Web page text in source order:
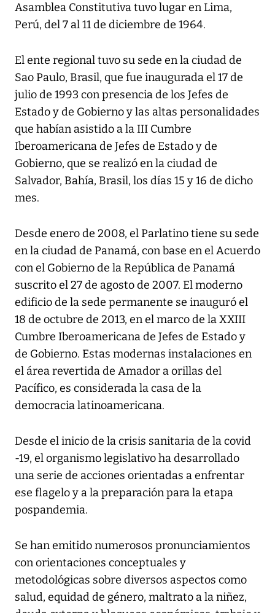
Asamblea Constitutiva tuvo lugar en Lima,
Perú, del 7 al 11 de diciembre de 1964.
El ente regional tuvo su sede en la ciudad de
Sao Paulo, Brasil, que fue inaugurada el 17 de
julio de 1993 con presencia de los Jefes de
Estado y de Gobierno y las altas personalidades
que habían asistido a la III Cumbre
Iberoamericana de Jefes de Estado y de
Gobierno, que se realizó en la ciudad de
Salvador, Bahía, Brasil, los días 15 y 16 de dicho
mes.
Desde enero de 2008, el Parlatino tiene su sede
en la ciudad de Panamá, con base en el Acuerdo
con el Gobierno de la República de Panamá
suscrito el 27 de agosto de 2007. El moderno
edificio de la sede permanente se inauguró el
18 de octubre de 2013, en el marco de la XXIII
Cumbre Iberoamericana de Jefes de Estado y
de Gobierno. Estas modernas instalaciones en
el área revertida de Amador a orillas del
Pacífico, es considerada la casa de la
democracia latinoamericana.
Desde el inicio de la crisis sanitaria de la covid
-19, el organismo legislativo ha desarrollado
una serie de acciones orientadas a enfrentar
ese flagelo y a la preparación para la etapa
pospandemia.
Se han emitido numerosos pronunciamientos
con orientaciones conceptuales y
metodológicas sobre diversos aspectos como
salud, equidad de género, maltrato a la niñez,